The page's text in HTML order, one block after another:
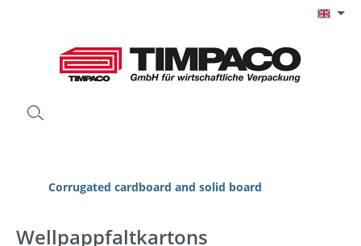
Corrugated cardboard and solid board
Wellpappfaltkartons